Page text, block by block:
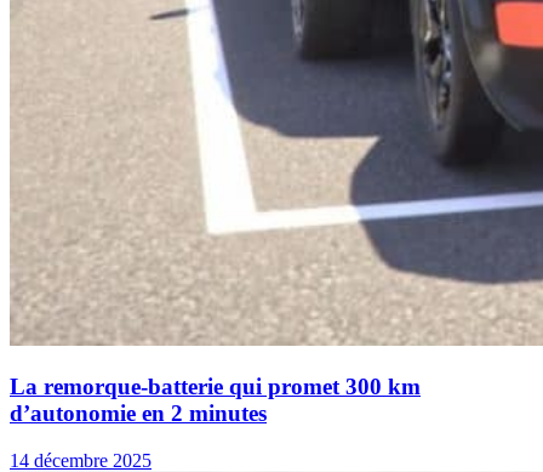
La remorque-batterie qui promet 300 km
d’autonomie en 2 minutes
14 décembre 2025